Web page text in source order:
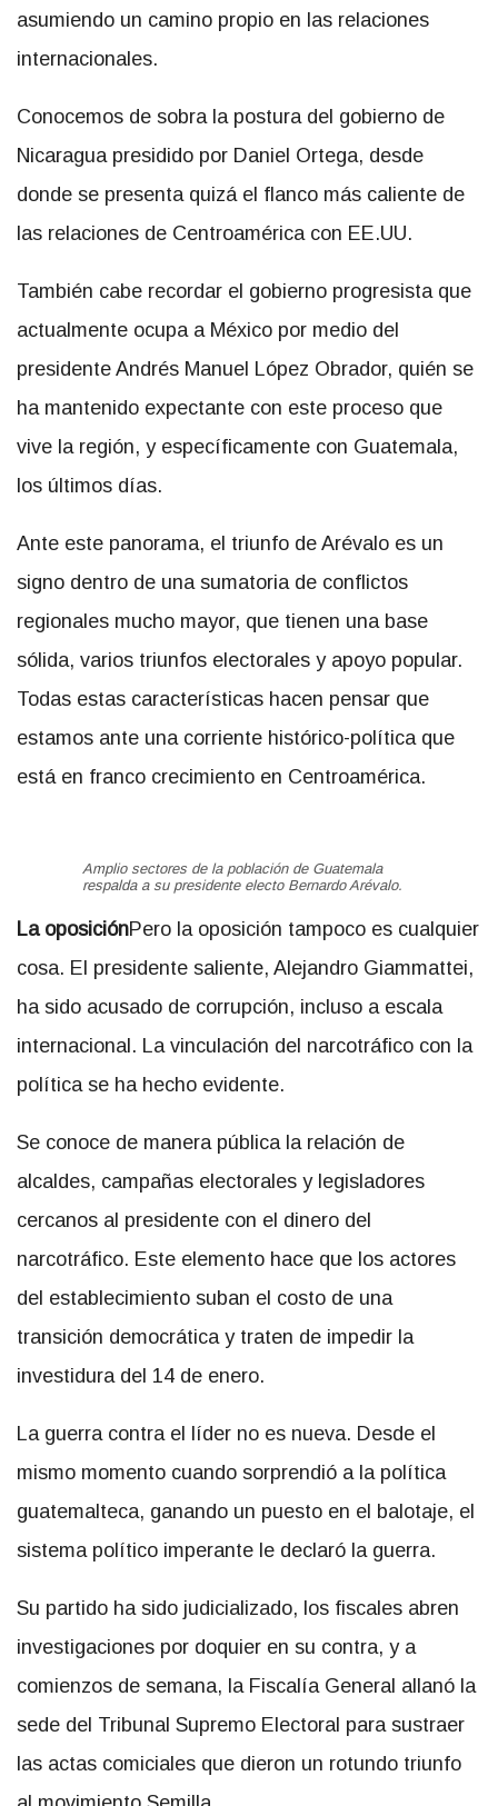
asumiendo un camino propio en las relaciones
internacionales.
Conocemos de sobra la postura del gobierno de
Nicaragua presidido por Daniel Ortega, desde
donde se presenta quizá el flanco más caliente de
las relaciones de Centroamérica con EE.UU.
También cabe recordar el gobierno progresista que
actualmente ocupa a México por medio del
presidente Andrés Manuel López Obrador, quién se
ha mantenido expectante con este proceso que
vive la región, y específicamente con Guatemala,
los últimos días.
Ante este panorama, el triunfo de Arévalo es un
signo dentro de una sumatoria de conflictos
regionales mucho mayor, que tienen una base
sólida, varios triunfos electorales y apoyo popular.
Todas estas características hacen pensar que
estamos ante una corriente histórico-política que
está en franco crecimiento en Centroamérica.
Amplio sectores de la población de Guatemala
respalda a su presidente electo Bernardo Arévalo.
La oposiciónPero la oposición tampoco es cualquier
cosa. El presidente saliente, Alejandro Giammattei,
ha sido acusado de corrupción, incluso a escala
internacional. La vinculación del narcotráfico con la
política se ha hecho evidente.
Se conoce de manera pública la relación de
alcaldes, campañas electorales y legisladores
cercanos al presidente con el dinero del
narcotráfico. Este elemento hace que los actores
del establecimiento suban el costo de una
transición democrática y traten de impedir la
investidura del 14 de enero.
La guerra contra el líder no es nueva. Desde el
mismo momento cuando sorprendió a la política
guatemalteca, ganando un puesto en el balotaje, el
sistema político imperante le declaró la guerra.
Su partido ha sido judicializado, los fiscales abren
investigaciones por doquier en su contra, y a
comienzos de semana, la Fiscalía General allanó la
sede del Tribunal Supremo Electoral para sustraer
las actas comiciales que dieron un rotundo triunfo